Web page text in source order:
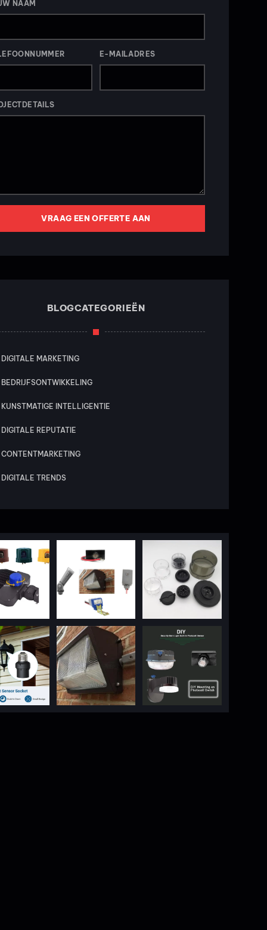
NAAM
E-MAILADRES
VRAAG EEN OFFERTE AAN
BLOGCATEGORIEËN
DIGITALE MARKETING
BEDRIJFSONTWIKKELING
KUNSTMATIGE INTELLIGENTIE
DIGITALE REPUTATIE
CONTENTMARKETING
DIGITALE TRENDS